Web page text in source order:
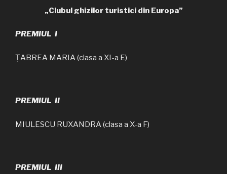
„Clubul ghizilor turistici din Europa”
PREMIUL I
ȚABREA MARIA (clasa a XI-a E)
PREMIUL II
MIULESCU RUXANDRA (clasa a X-a F)
PREMIUL III